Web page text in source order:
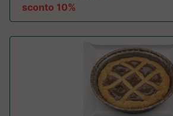
sconto 10%